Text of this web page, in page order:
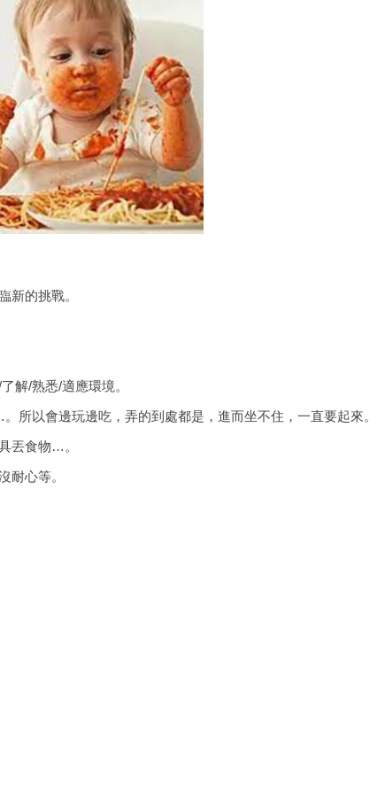
新的挑戰。
解/熟悉/適應環境。
所以會邊玩邊吃，弄的到處都是，進而坐不住，一直要起來。
丟食物…。
耐心等。